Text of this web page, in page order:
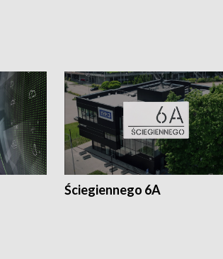
Ściegiennego 6A